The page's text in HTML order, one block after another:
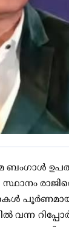
പൂര്‍ണമായും
വന്ന